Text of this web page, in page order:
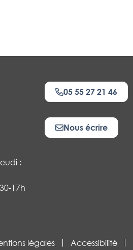
:
17h
05 55 27 21 46
Nous écrire
légales Accessibilité